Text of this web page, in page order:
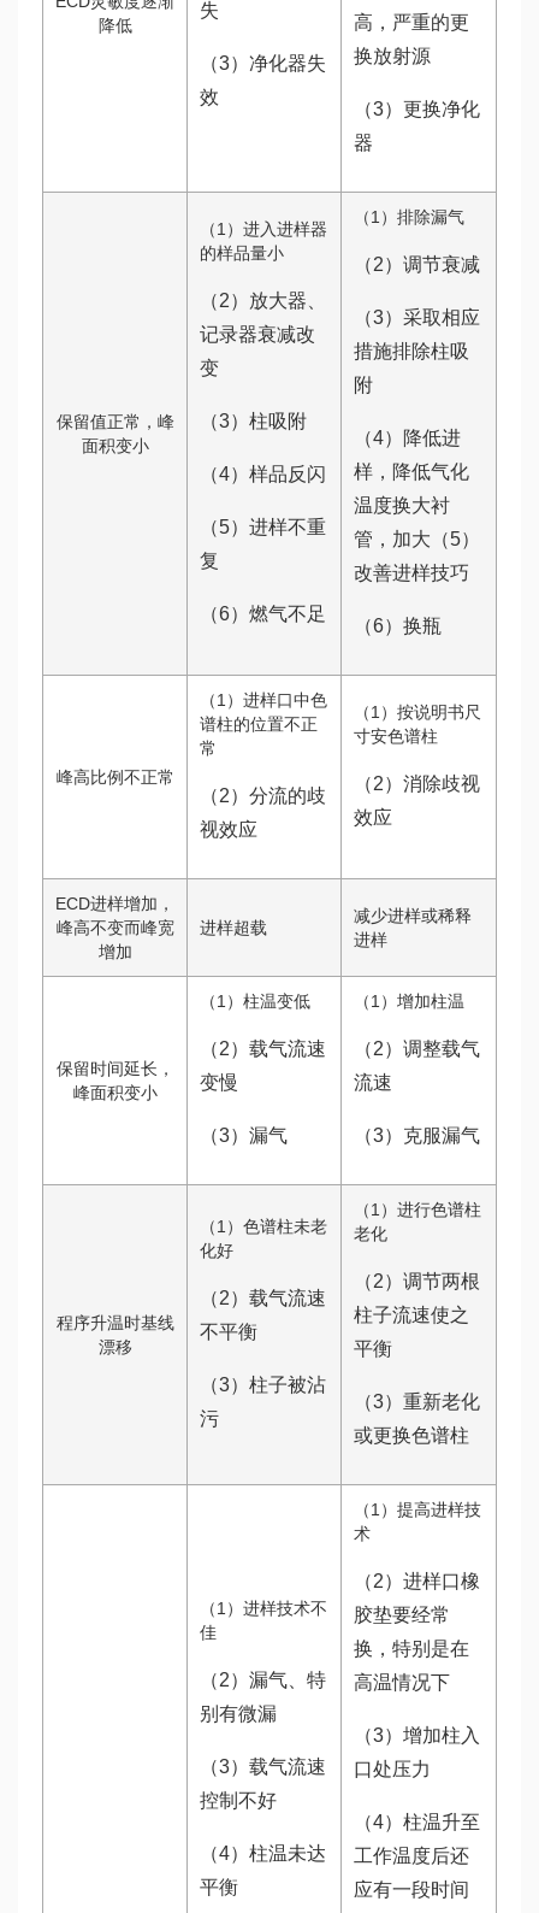
降低
失
（3）净化器失
效
高，严重的更
换放射源
（3）更换净化
器
保留值正常，峰
面积变小
（1）进入进样器
的样品量小
（2）放大器、
记录器衰减改
变
（3）柱吸附
（4）样品反闪
（5）进样不重
复
（6）燃气不足
（1）排除漏气
（2）调节衰减
（3）采取相应
措施排除柱吸
附
（4）降低进
样，降低气化
温度换大衬
管，加大（5）
改善进样技巧
（6）换瓶
峰高比例不正常
（1）进样口中色
谱柱的位置不正
常
（2）分流的歧
视效应
（1）按说明书尺
寸安色谱柱
（2）消除歧视
效应
ECD进样增加，
峰高不变而峰宽
增加
进样超载
减少进样或稀释
进样
保留时间延长，
峰面积变小
（1）柱温变低
（2）载气流速
变慢
（3）漏气
（1）增加柱温
（2）调整载气
流速
（3）克服漏气
程序升温时基线
漂移
（1）色谱柱未老
化好
（2）载气流速
不平衡
（3）柱子被沾
污
（1）进行色谱柱
老化
（2）调节两根
柱子流速使之
平衡
（3）重新老化
或更换色谱柱
（1）进样技术不
佳
（2）漏气、特
别有微漏
（3）载气流速
控制不好
（4）柱温未达
平衡
（1）提高进样技
术
（2）进样口橡
胶垫要经常
换，特别是在
高温情况下
（3）增加柱入
口处压力
（4）柱温升至
工作温度后还
应有一段时间